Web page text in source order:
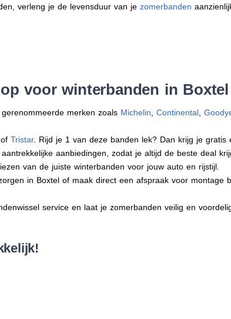
verleng je de levensduur van jezomerbanden
voor winterbanden in Boxtel
merken zoals Michelin ,Continental ,
ofTristar. Rijd je 1 van deze banden lek? Dan krijg je gratis
aanbiedingen, zodat je altijd de beste deal
van de juiste winterbanden voor jouw auto en rijstijl.
in Boxtel of maak direct een afspraak voor montage
service en laat je zomerbanden veilig en